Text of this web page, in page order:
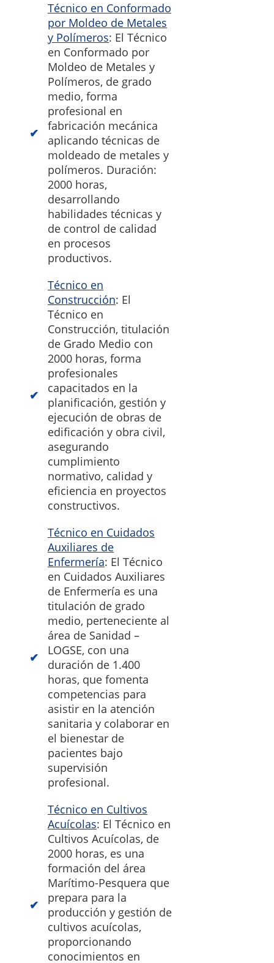
Técnico en Conformado
por Moldeo de Metales
y Polímeros: El Técnico
en Conformado por
Moldeo de Metales y
Polímeros, de grado
medio, forma
profesional en
fabricación mecánica
aplicando técnicas de
moldeado de metales y
polímeros. Duración:
2000 horas,
desarrollando
habilidades técnicas y
de control de calidad
en procesos
productivos.
Técnico en
Construcción: El
Técnico en
Construcción, titulación
de Grado Medio con
2000 horas, forma
profesionales
capacitados en la
planificación, gestión y
ejecución de obras de
edificación y obra civil,
asegurando
cumplimiento
normativo, calidad y
eficiencia en proyectos
constructivos.
Técnico en Cuidados
Auxiliares de
Enfermería: El Técnico
en Cuidados Auxiliares
de Enfermería es una
titulación de grado
medio, perteneciente al
área de Sanidad –
LOGSE, con una
duración de 1.400
horas, que fomenta
competencias para
asistir en la atención
sanitaria y colaborar en
el bienestar de
pacientes bajo
supervisión
profesional.
Técnico en Cultivos
Acuícolas: El Técnico en
Cultivos Acuícolas, de
2000 horas, es una
formación del área
Marítimo-Pesquera que
prepara para la
producción y gestión de
cultivos acuícolas,
proporcionando
conocimientos en